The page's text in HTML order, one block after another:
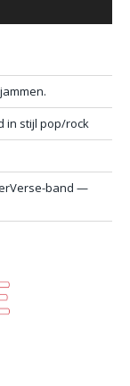
in stijl pop/rock
band —